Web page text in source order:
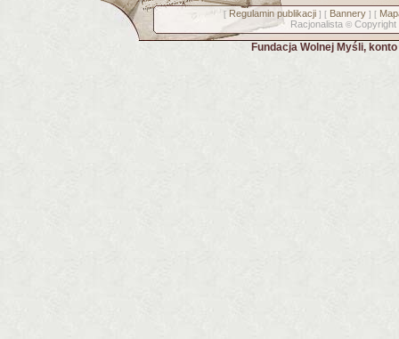
[ Regulamin publikacji] [ Bannery] [
Racjonalista © Copyright
Fundacja Wolnej Myśli,